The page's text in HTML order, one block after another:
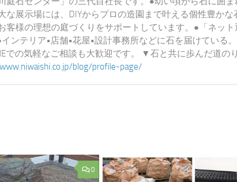
な展示場には、DIYからプロの造園まで叶える個性豊か
客様の理想の庭づくりをサポートしています。●「ネッ
ンテリア•店舗•花屋•設計事務所などに石を届けている
での気軽なご相談も大歓迎です。 ▼石と共に歩んだ道の
blog/profile-page/
0